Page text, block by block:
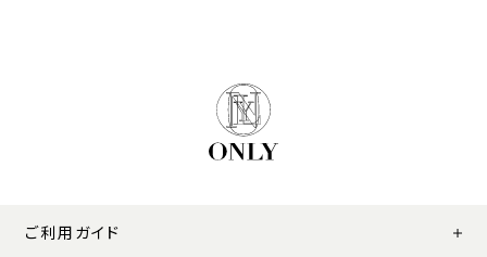
ご利用ガイド